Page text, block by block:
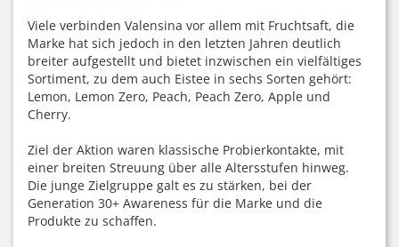
Viele verbinden Valensina vor allem mit Fruchtsaft, die
Marke hat sich jedoch in den letzten Jahren deutlich
breiter aufgestellt und bietet inzwischen ein vielfältiges
Sortiment, zu dem auch Eistee in sechs Sorten gehört:
Lemon, Lemon Zero, Peach, Peach Zero, Apple und
Cherry.
Ziel der Aktion waren klassische Probierkontakte, mit
einer breiten Streuung über alle Altersstufen hinweg.
Die junge Zielgruppe galt es zu stärken, bei der
Generation 30+ Awareness für die Marke und die
Produkte zu schaffen.